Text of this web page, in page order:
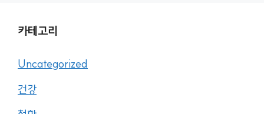
카테고리
Uncategorized
건강